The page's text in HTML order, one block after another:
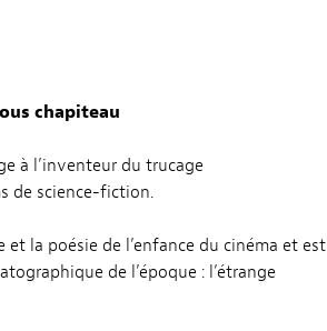
chapiteau
à l’inventeur du trucage
de science-fiction.
la poésie de l’enfance du cinéma et est
de l’époque : l’étrange